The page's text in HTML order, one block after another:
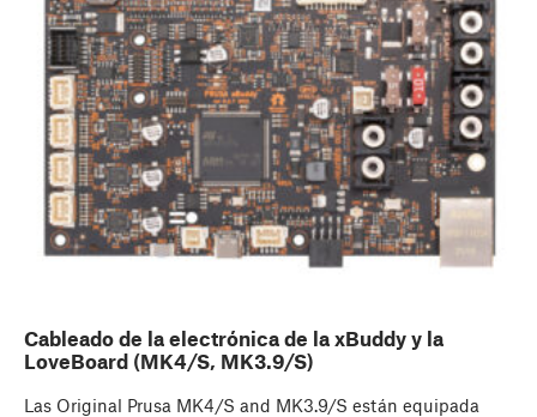
Cableado de la electrónica de la xBuddy y la
LoveBoard (MK4/S, MK3.9/S)
Las Original Prusa MK4/S and MK3.9/S están equipada